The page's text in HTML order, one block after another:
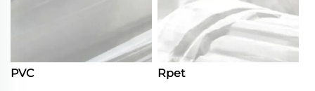
PVC Rpet